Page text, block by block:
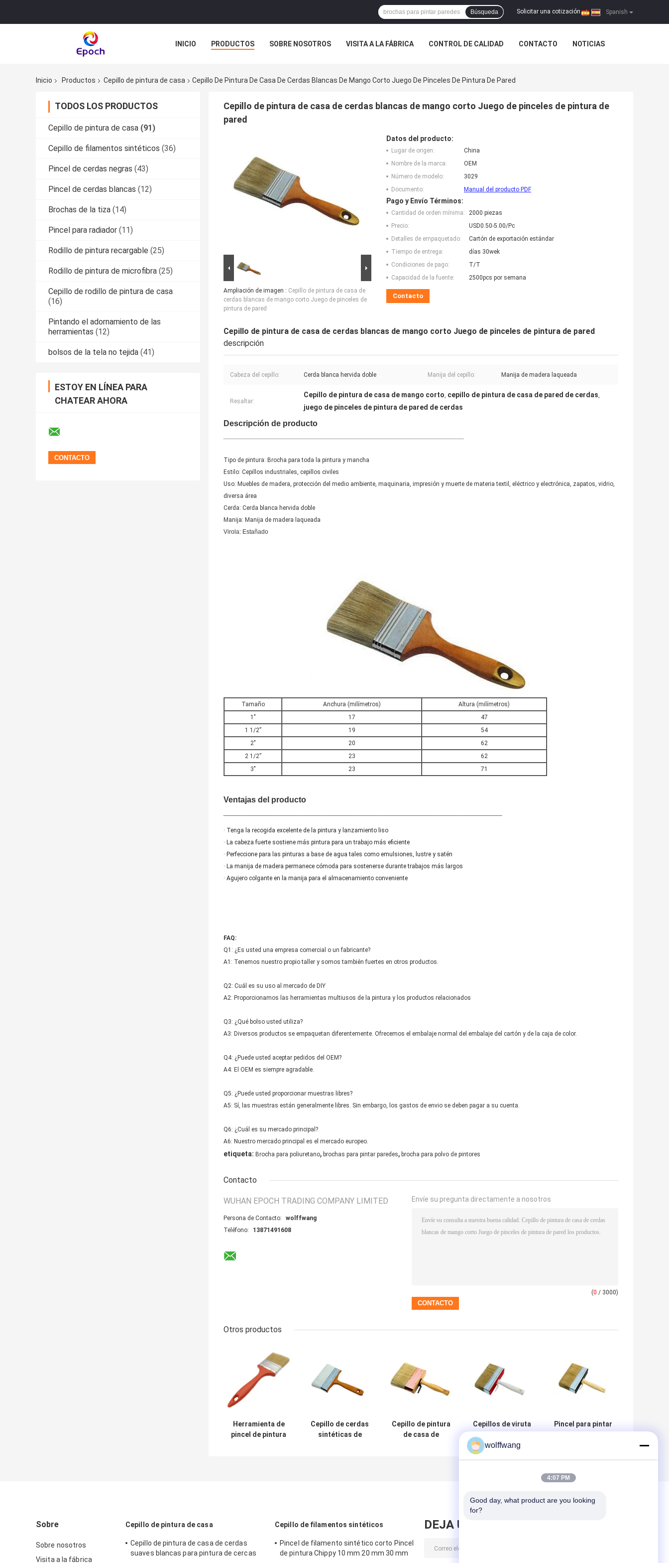
Spanish
Solicitar una cotización |
Búsqueda
INICIO PRODUCTOS SOBRE NOSOTROS VISITA A LA FÁBRICA CONTROL DE CALIDAD CONTACTO NOTICIAS
Inicio
Productos Cepillo de pintura de casa Cepillo De Pintura De Casa De Cerdas Blancas De Mango Corto Juego De Pinceles De Pintura De Pared
TODOS LOS PRODUCTOS
Cepillo de pintura de casa (91)
Cepillo de filamentos sintéticos (36)
Pincel de cerdas negras (43)
Pincel de cerdas blancas (12)
Brochas de la tiza (14)
Pincel para radiador (11)
Rodillo de pintura recargable (25)
Rodillo de pintura de microfibra (25)
Cepillo de rodillo de pintura de casa
(16)
Pintando el adornamiento de las
herramientas (12)
bolsos de la tela no tejida (41)
ESTOY EN LÍNEA PARA
CHATEAR AHORA
Cepillo de pintura de casa de cerdas blancas de mango corto Juego de pinceles de pintura de
pared
Ampliación de imagen : Cepillo de pintura de casa de
cerdas blancas de mango corto Juego de pinceles de
pintura de pared
Datos del producto:
Lugar de origen:
China
Nombre de la marca:
OEM
Número de modelo:
3029
Documento:
Manual del producto PDF
Pago y Envío Términos:
Cantidad de orden mínima:
2000 piezas
Precio:
USD0.50-5.00/Pc
Detalles de empaquetado:
Cartón de exportación estándar
Tiempo de entrega:
días 30wek
Condiciones de pago:
T/T
Capacidad de la fuente:
2500pcs por semana
Contacto
Cepillo de pintura de casa de cerdas blancas de mango corto Juego de pinceles de pintura de pared
descripción
Cabeza del cepillo: Cerda blanca hervida doble Manija del cepillo: Manija de madera laqueada
Resaltar:
Cepillo de pintura de casa de mango corto, cepillo de pintura de casa de pared de cerdas,
juego de pinceles de pintura de pared de cerdas
Descripción de producto
Tipo de pintura: Brocha para toda la pintura y mancha
Estilo: Cepillos industriales, cepillos civiles
Uso: Muebles de madera, protección del medio ambiente, maquinaria, impresión y muerte de materia textil, eléctrico y electrónica, zapatos, vidrio,
diversa área
Cerda: Cerda blanca hervida doble
Manija: Manija de madera laqueada
Virola: Estañado
Tamaño Anchura (milímetros)
Altura (milímetros)
1"
17
47
1 1/2”
19
54
2"
20
62
2 1/2”
23
62
3"
23 71
Ventajas del producto
· Tenga la recogida excelente de la pintura y lanzamiento liso
· La cabeza fuerte sostiene más pintura para un trabajo más eficiente
· Perfeccione para las pinturas a base de agua tales como emulsiones, lustre y satén
· La manija de madera permanece cómoda para sostenerse durante trabajos más largos
· Agujero colgante en la manija para el almacenamiento conveniente
FAQ:
Q1: ¿Es usted una empresa comercial o un fabricante?
A1: Tenemos nuestro propio taller y somos también fuertes en otros productos.
Q2: Cuál es su uso al mercado de DIY
A2: Proporcionamos las herramientas multiusos de la pintura y los productos relacionados
Q3: ¿Qué bolso usted utiliza?
A3: Diversos productos se empaquetan diferentemente. Ofrecemos el embalaje normal del embalaje del cartón y de la caja de color.
Q4: ¿Puede usted aceptar pedidos del OEM?
A4: El OEM es siempre agradable.
Q5: ¿Puede usted proporcionar muestras libres?
A5: Sí, las muestras están generalmente libres. Sin embargo, los gastos de envio se deben pagar a su cuenta.
Q6: ¿Cuál es su mercado principal?
A6: Nuestro mercado principal es el mercado europeo.
etiqueta: Brocha para poliuretano, brochas para pintar paredes, brocha para polvo de pintores
Contacto
WUHAN EPOCH TRADING COMPANY LIMITED
Persona de Contacto:
wolffwang
Teléfono:
13871491608
Envíe su pregunta directamente a nosotros
(0 / 3000)
Otros productos
Herramienta de
pincel de pintura
Cepillo de cerdas
sintéticas de
Cepillo de pintura
de casa de
Cepillos de viruta
cerdas cortas a
Pincel para pintar
Sobre
Sobre nosotros
Visita a la fábrica
Cepillo de pintura de casa
Cepillo de pintura de casa de cerdas
suaves blancas para pintura de cercas
Cepillo de filamentos sintéticos
Pincel de filamento sintético corto Pincel
de pintura Chippy 10 mm 20 mm 30 mm
DEJA UN MENSAJE
wolffwang
4:07 PM
Good day, what product are you looking
for?